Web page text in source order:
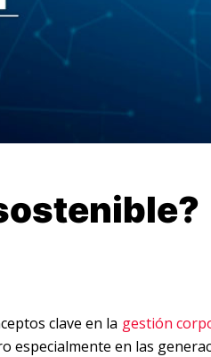
clave en la gestión
especialmente en las